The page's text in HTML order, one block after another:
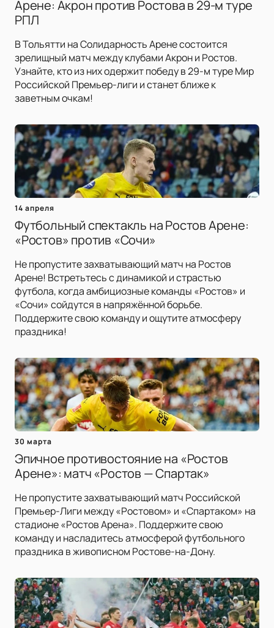
Арене: Акрон против Ростова в 29-м туре
РПЛ
В Тольятти на Солидарность Арене состоится
зрелищный матч между клубами Акрон и Ростов.
Узнайте, кто из них одержит победу в 29-м туре Мир
Российской Премьер-лиги и станет ближе к
заветным очкам!
14 апреля
Футбольный спектакль на Ростов Арене:
«Ростов» против «Сочи»
Не пропустите захватывающий матч на Ростов
Арене! Встретьтесь с динамикой и страстью
футбола, когда амбициозные команды «Ростов» и
«Сочи» сойдутся в напряжённой борьбе.
Поддержите свою команду и ощутите атмосферу
праздника!
30 марта
Эпичное противостояние на «Ростов
Арене»: матч «Ростов — Спартак»
Не пропустите захватывающий матч Российской
Премьер-Лиги между «Ростовом» и «Спартаком» на
стадионе «Ростов Арена». Поддержите свою
команду и насладитесь атмосферой футбольного
праздника в живописном Ростове-на-Дону.